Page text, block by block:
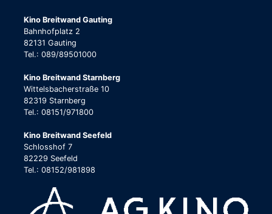
Kino Breitwand Gauting
Bahnhofplatz 2
82131 Gauting
Tel.: 089/89501000
Kino Breitwand Starnberg
Wittelsbacherstraße 10
82319 Starnberg
Tel.: 08151/971800
Kino Breitwand Seefeld
Schlosshof 7
82229 Seefeld
Tel.: 08152/981898